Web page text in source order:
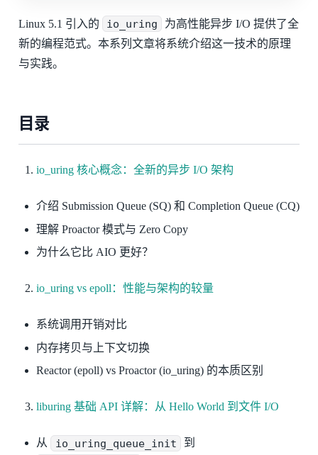
Linux 5.1 引入的 io_uring
为高性能异步 I/O 提供了全
新的编程范式。本系列文章将系统介绍这一技术的原理
与实践。
目录
io_uring 核心概念：全新的异步 I/O 架构
介绍 Submission Queue (SQ) 和 Completion Queue (CQ)
理解 Proactor 模式与 Zero Copy
为什么它比 AIO 更好？
io_uring vs epoll：性能与架构的较量
系统调用开销对比
内存拷贝与上下文切换
Reactor (epoll) vs Proactor (io_uring) 的本质区别
liburing 基础 API 详解：从 Hello World 到文件 I/O
从 io_uring_queue_init 到